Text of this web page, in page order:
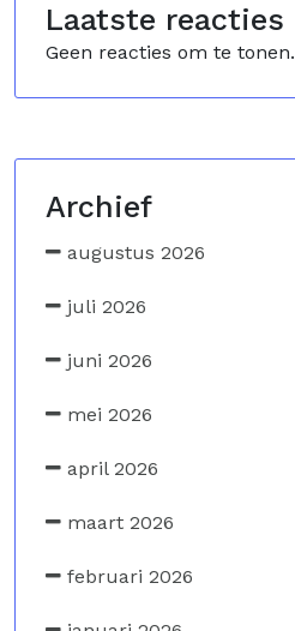
Laatste reacties
Geen reacties om te tonen.
Archief
augustus 2026
juli 2026
juni 2026
mei 2026
april 2026
maart 2026
februari 2026